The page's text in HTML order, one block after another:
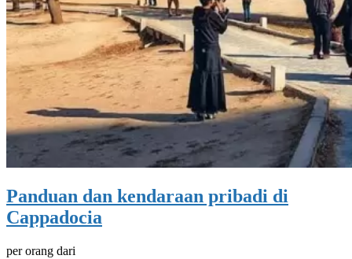
Panduan dan kendaraan pribadi di
Cappadocia
per orang dari